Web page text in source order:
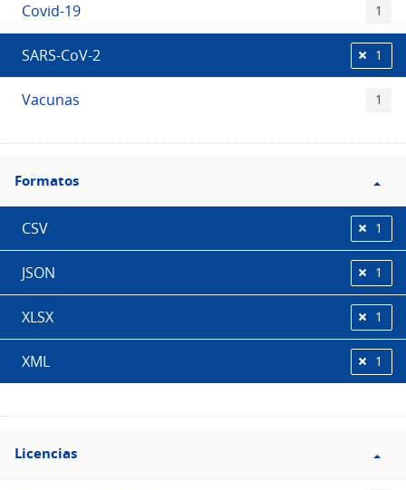
Covid-19 1
SARS-CoV-2 1
Vacunas 1
Filtro
Formatos
Formatos
CSV 1
JSON 1
XLSX 1
XML 1
Filtro
Licencias
Licencias